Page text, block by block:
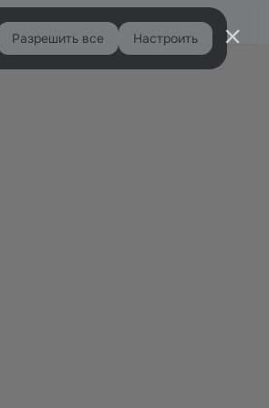
Войти
Разрешить все Настроить